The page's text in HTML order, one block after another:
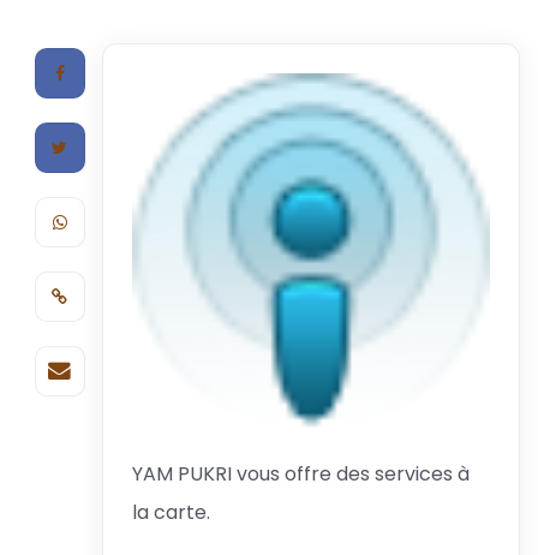
YAM PUKRI vous offre des services à
la carte.